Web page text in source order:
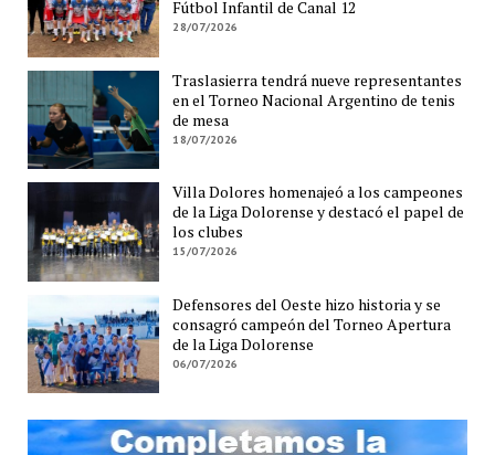
Fútbol Infantil de Canal 12
28/07/2026
Traslasierra tendrá nueve representantes
en el Torneo Nacional Argentino de tenis
de mesa
18/07/2026
Villa Dolores homenajeó a los campeones
de la Liga Dolorense y destacó el papel de
los clubes
15/07/2026
Defensores del Oeste hizo historia y se
consagró campeón del Torneo Apertura
de la Liga Dolorense
06/07/2026